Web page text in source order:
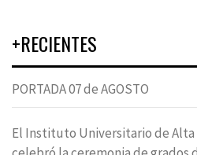
+RECIENTES
PORTADA 07 de AGOSTO
El Instituto Universitario de Alta